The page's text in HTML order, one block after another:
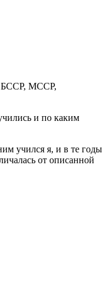
МССР,
и по каким
учился я, и в те годы
от описанной